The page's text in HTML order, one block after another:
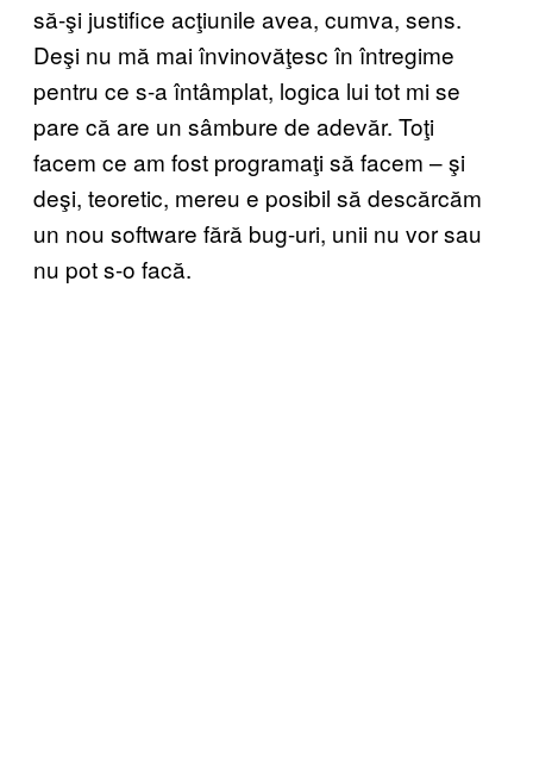
să-şi justifice acţiunile avea, cumva, sens.
Deşi nu mă mai învinovăţesc în întregime
pentru ce s-a întâmplat, logica lui tot mi se
pare că are un sâmbure de adevăr. Toţi
facem ce am fost programaţi să facem – şi
deşi, teoretic, mereu e posibil să descărcăm
un nou software fără bug-uri, unii nu vor sau
nu pot s-o facă.